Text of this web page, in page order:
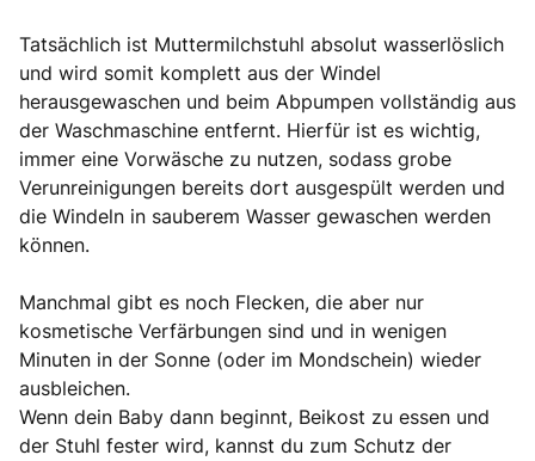
Tatsächlich ist Muttermilchstuhl absolut wasserlöslich
und wird somit komplett aus der Windel
herausgewaschen und beim Abpumpen vollständig aus
der Waschmaschine entfernt. Hierfür ist es wichtig,
immer eine Vorwäsche zu nutzen, sodass grobe
Verunreinigungen bereits dort ausgespült werden und
die Windeln in sauberem Wasser gewaschen werden
können.
Manchmal gibt es noch Flecken, die aber nur
kosmetische Verfärbungen sind und in wenigen
Minuten in der Sonne (oder im Mondschein) wieder
ausbleichen.
Wenn dein Baby dann beginnt, Beikost zu essen und
der Stuhl fester wird, kannst du zum Schutz der